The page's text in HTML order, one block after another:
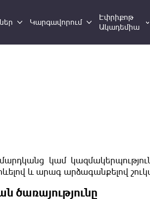
Կարգավորում
Էփրիքոթ
Ակադեմիա
կամ
և արագ արձագանքելով
ծառայությունը